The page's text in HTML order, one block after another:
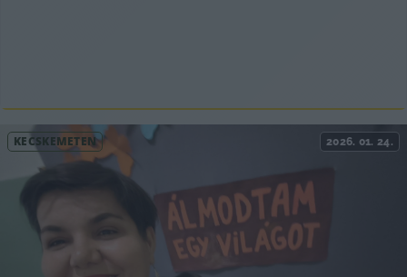
KECSKEMÉTEN 2026. 01. 24.